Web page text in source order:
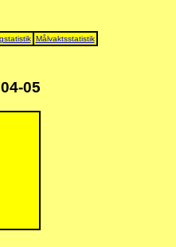
Målvaktsstatistik
05